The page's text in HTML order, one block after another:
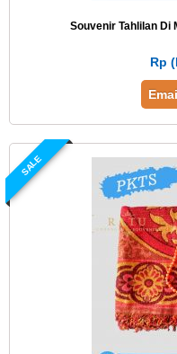
Souvenir Tahlilan Di
Rp
SALE